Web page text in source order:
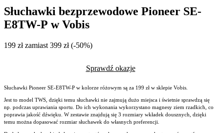
Słuchawki bezprzewodowe Pioneer SE-
E8TW-P w Vobis
199 zł zamiast 399 zł (-50%)
Sprawdź okazje
Słuchawki Pioneer SE-E8TW-P w kolorze różowym są za 199 zł w sklepie Vobis.
Jest to model TWS, dzięki temu słuchawki nie zajmują dużo miejsca i świetnie sprawdzą się
np. podczas uprawiania sportu. Do ich wykonania wykorzystano magnesy ziem rzadkich, co
poprawia jakość dźwięku. W zestawie znajdują się 3 rozmiary wkładek dousznych, dzięki
temu można dopasować rozmiar słuchawek do własnych preferencji.